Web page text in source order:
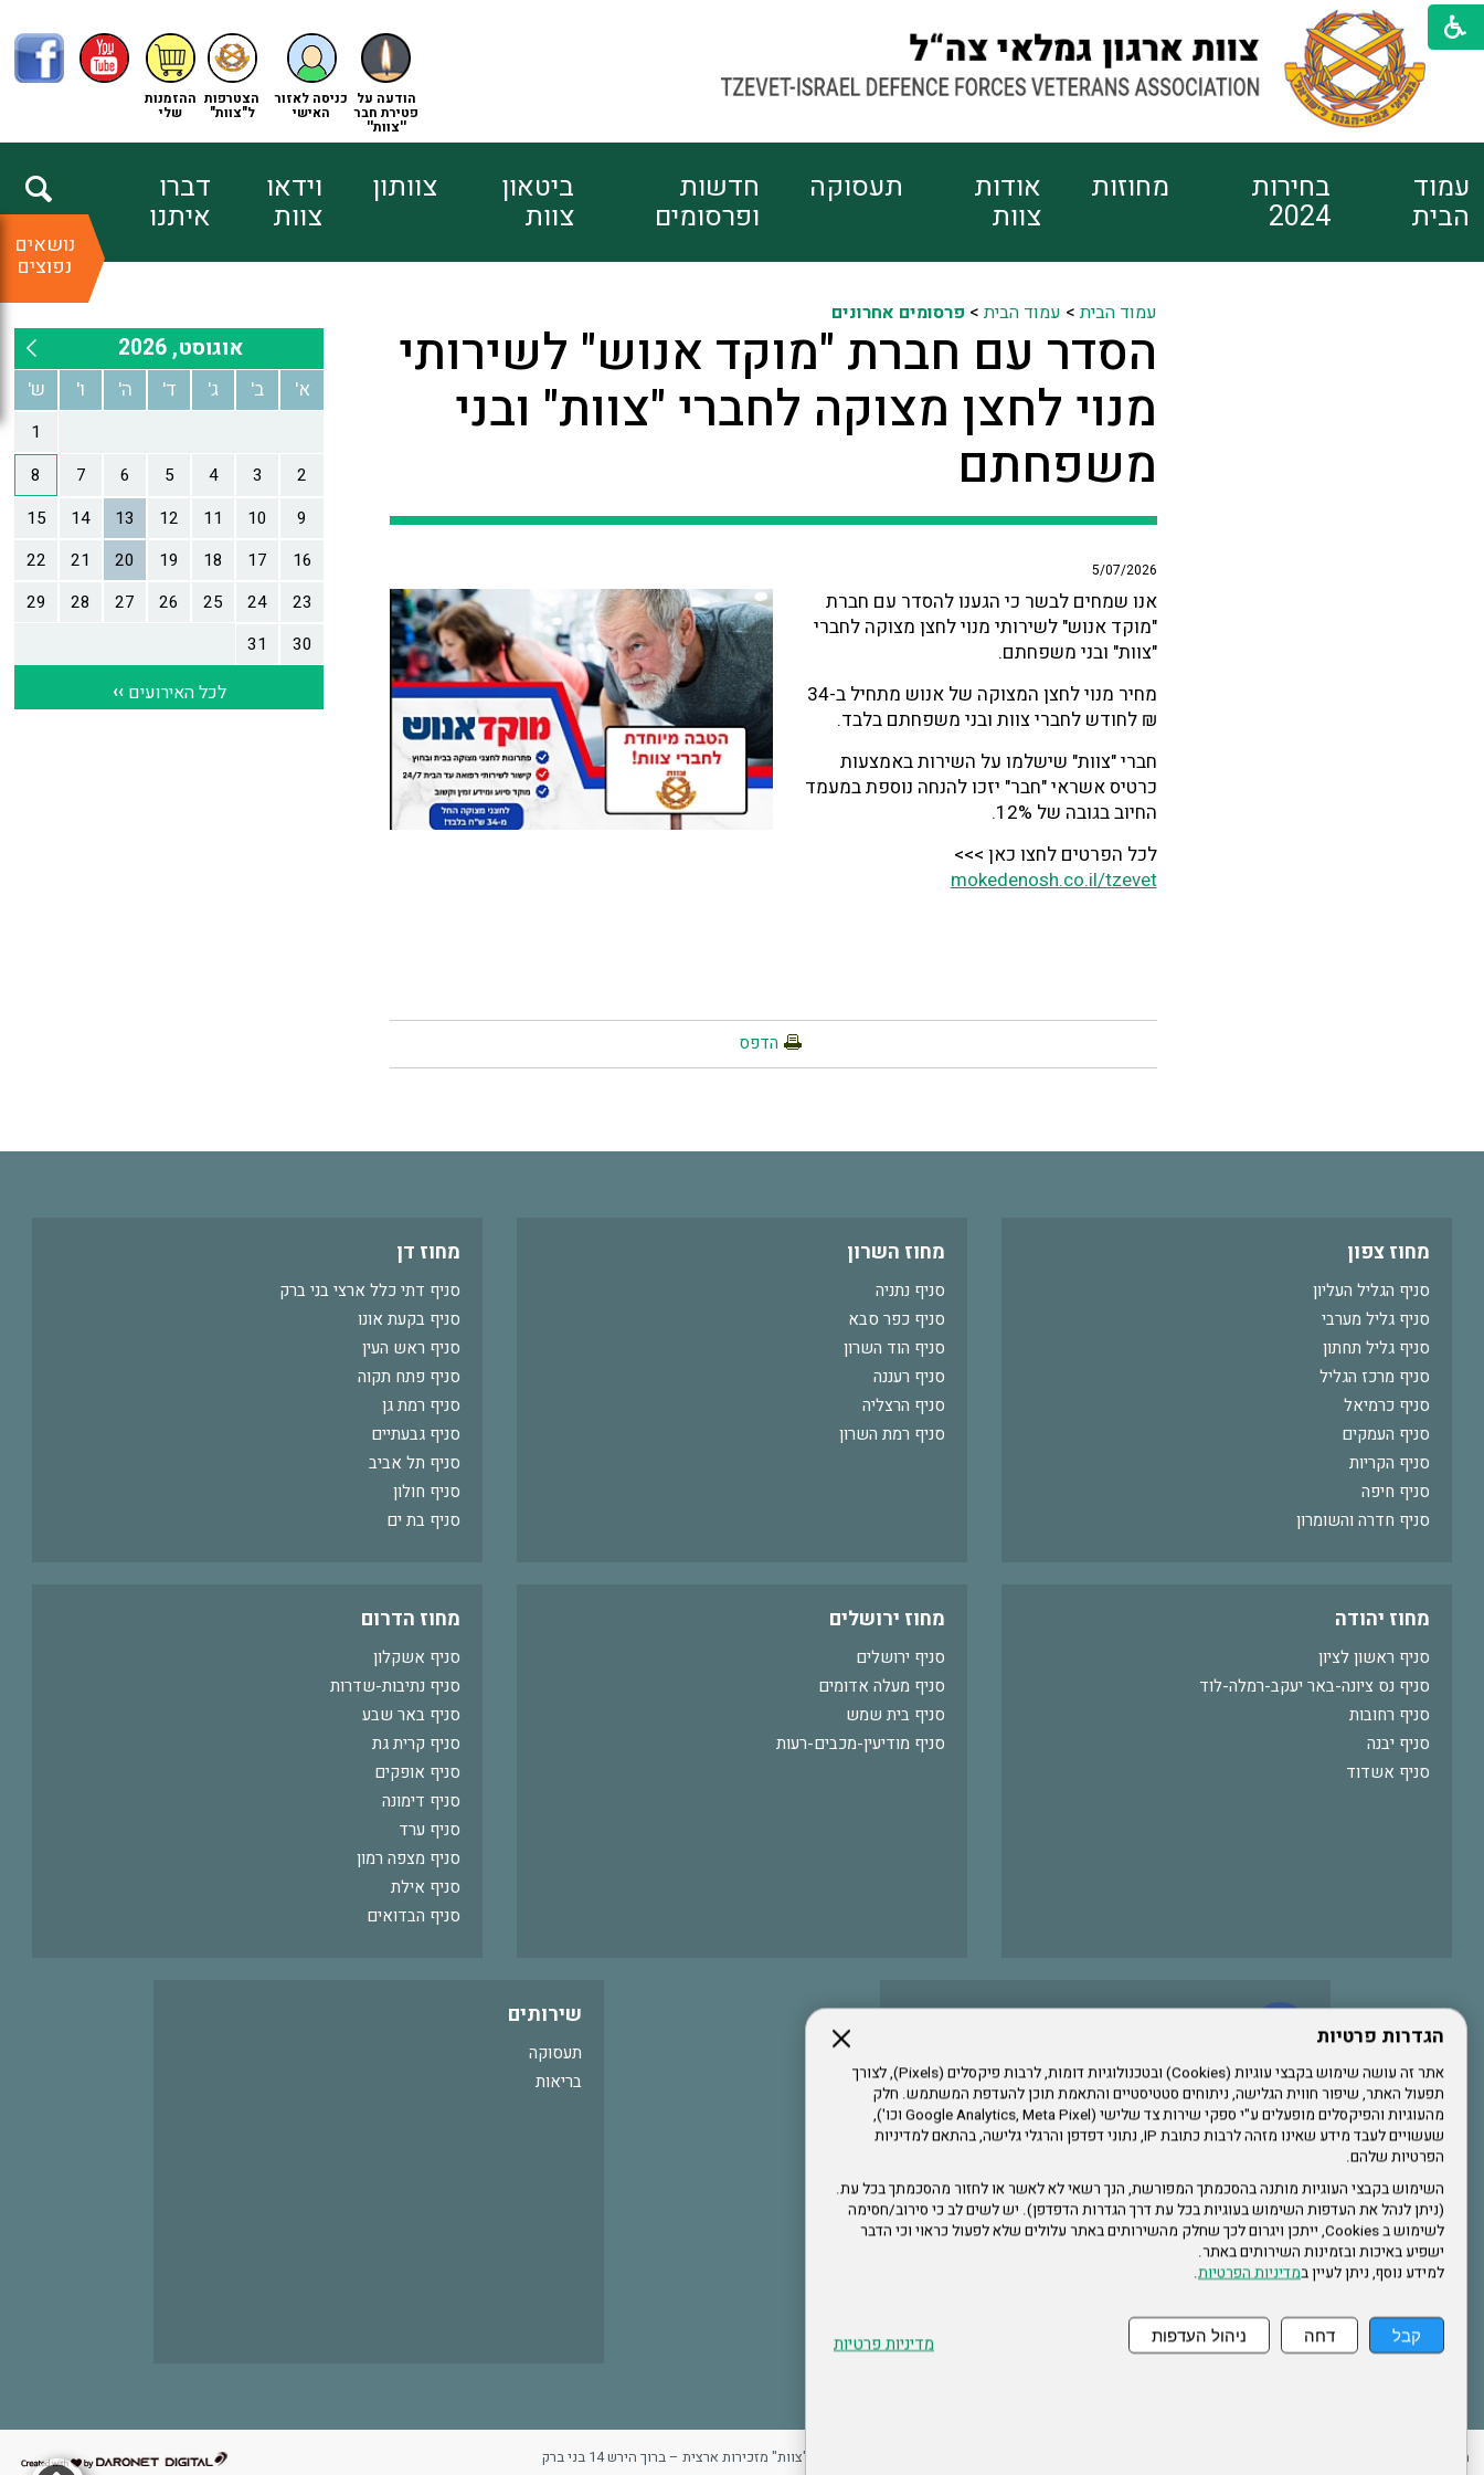
הגדרות פרטיות
אתר זה עושה שימוש בקבצי עוגיות (Cookies) ובטכנולוגיות דומות, לרבות פיקסלים (Pixels), לצורך
תפעול האתר, שיפור חווית הגלישה, ניתוחים סטטיסטיים והתאמת תוכן להעדפת המשתמש. חלק
מהעוגיות והפיקסלים מופעלים ע"י ספקי שירות צד שלישי (Google Analytics, Meta Pixel וכו'),
שעשויים לעבד מידע שאינו מזהה לרבות כתובת IP, נתוני דפדפן והרגלי גלישה, בהתאם למדיניות
הפרטיות שלהם.
השימוש בקבצי העוגיות מותנה בהסכמתך המפורשת, הנך רשאי לא לאשר או לחזור מהסכמתך בכל עת.
(ניתן לנהל את העדפות השימוש בעוגיות בכל עת דרך הגדרות הדפדפן). יש לשים לב כי סירוב/חסימה
לשימוש ב Cookies, ייתכן ויגרום לכך שחלק מהשירותים באתר עלולים שלא לפעול כראוי וכי הדבר
ישפיע באיכות ובזמינות השירותים באתר.
למידע נוסף, ניתן לעיין במדיניות הפרטיות.
קבל דחה ניהול העדפות מדיניות פרטיות
ההזמנות
שלי
הצטרפות
ל"צוות"
כניסה לאזור
האישי
הודעה על
פטירת חבר
''צוות''
עמוד
הבית
בחירות
2024
מחוזות אודות
צוות
תעסוקה חדשות
ופרסומים
ביטאון
צוות
צוותון וידאו
צוות
דברו
איתנו
נושאים
נפוצים
עמוד הבית> עמוד הבית> פרסומים אחרונים
הסדר עם חברת "מוקד אנוש" לשירותי
מנוי לחצן מצוקה לחברי "צוות" ובני
משפחתם
5/07/2026
אנו שמחים לבשר כי הגענו להסדר עם חברת
"מוקד אנוש" לשירותי מנוי לחצן מצוקה לחברי
"צוות" ובני משפחתם.
מחיר מנוי לחצן המצוקה של אנוש מתחיל ב-34
₪ לחודש לחברי צוות ובני משפחתם בלבד.
חברי "צוות" שישלמו על השירות באמצעות
כרטיס אשראי "חבר" יזכו להנחה נוספת במעמד
החיוב בגובה של 12%.
לכל הפרטים לחצו כאן >>>
mokedenosh.co.il/tzevet
הדפס
מחוז צפון
סניף הגליל העליון
סניף גליל מערבי
סניף גליל תחתון
סניף מרכז הגליל
סניף כרמיאל
סניף העמקים
סניף הקריות
סניף חיפה
סניף חדרה והשומרון
מחוז השרון
סניף נתניה
סניף כפר סבא
סניף הוד השרון
סניף רעננה
סניף הרצליה
סניף רמת השרון
מחוז דן
סניף דתי כלל ארצי בני ברק
סניף בקעת אונו
סניף ראש העין
סניף פתח תקוה
סניף רמת גן
סניף גבעתיים
סניף תל אביב
סניף חולון
סניף בת ים
מחוז יהודה
סניף ראשון לציון
סניף נס ציונה-באר יעקב-רמלה-לוד
סניף רחובות
סניף יבנה
סניף אשדוד
מחוז ירושלים
סניף ירושלים
סניף מעלה אדומים
סניף בית שמש
סניף מודיעין-מכבים-רעות
מחוז הדרום
סניף אשקלון
סניף נתיבות-שדרות
סניף באר שבע
סניף קרית גת
סניף אופקים
סניף דימונה
סניף ערד
סניף מצפה רמון
סניף אילת
סניף הבדואים
הרשמו לערוץ היוטיוב שלנו
אתר צה"ל
שירותים
תעסוקה
בריאות
ההזמנות שלי ארגון "צוות" מזכירות ארצית – ברוך הירש 14 בני ברק